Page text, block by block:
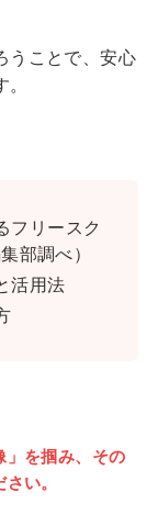
うことで、安心
フリースク
部調べ）
活用法
」を掴み、その
い。